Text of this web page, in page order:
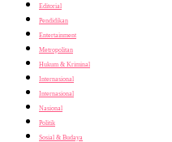
Editorial
Pendidikan
Entertainment
Metropolitan
Hukum & Kriminal
Internasional
Internasional
Nasional
Politik
Sosial & Budaya